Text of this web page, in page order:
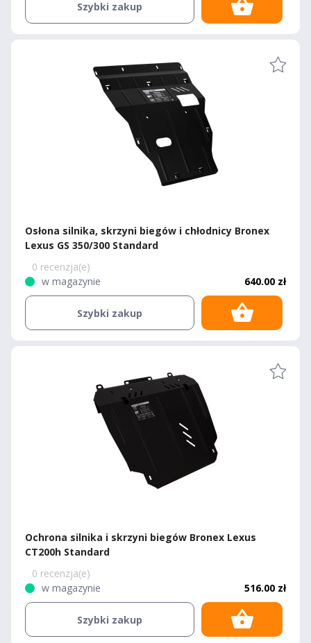
Szybki zakup
Osłona silnika, skrzyni biegów i chłodnicy Bronex
Lexus GS 350/300 Standard
0 recenzja(e)
w magazynie
640.00 zł
Szybki zakup
Ochrona silnika i skrzyni biegów Bronex Lexus
CT200h Standard
0 recenzja(e)
w magazynie
516.00 zł
Szybki zakup